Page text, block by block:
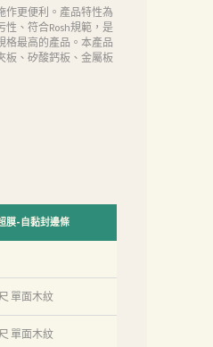
作更便利。產品特性為
性、符合Rosh規範，是
格最高的產品。本產品
板、矽酸鈣板、金屬板
膜-自黏封邊條
單面木紋
單面木紋